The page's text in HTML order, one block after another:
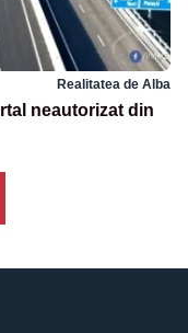
Realitatea de Alba
neautorizat din